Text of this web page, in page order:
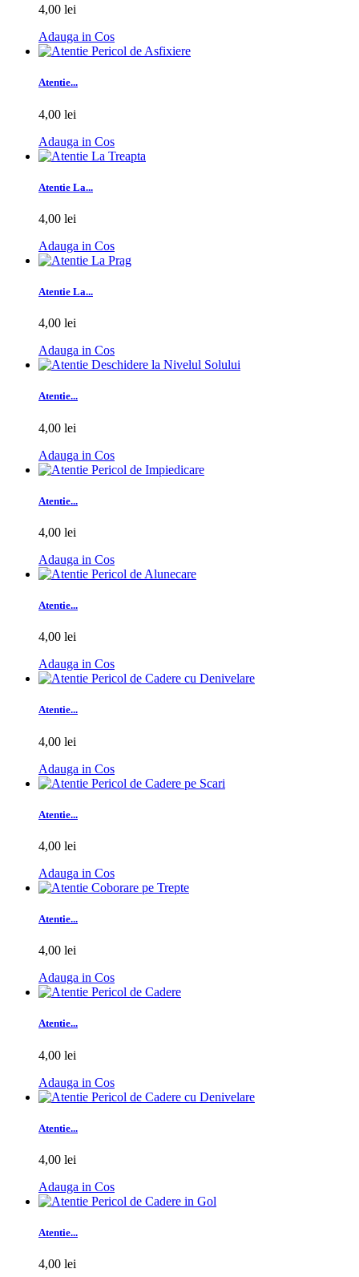
4,00 lei
Adauga in Cos
Atentie...
4,00 lei
Adauga in Cos
Atentie La...
4,00 lei
Adauga in Cos
Atentie La...
4,00 lei
Adauga in Cos
Atentie...
4,00 lei
Adauga in Cos
Atentie...
4,00 lei
Adauga in Cos
Atentie...
4,00 lei
Adauga in Cos
Atentie...
4,00 lei
Adauga in Cos
Atentie...
4,00 lei
Adauga in Cos
Atentie...
4,00 lei
Adauga in Cos
Atentie...
4,00 lei
Adauga in Cos
Atentie...
4,00 lei
Adauga in Cos
Atentie...
4,00 lei